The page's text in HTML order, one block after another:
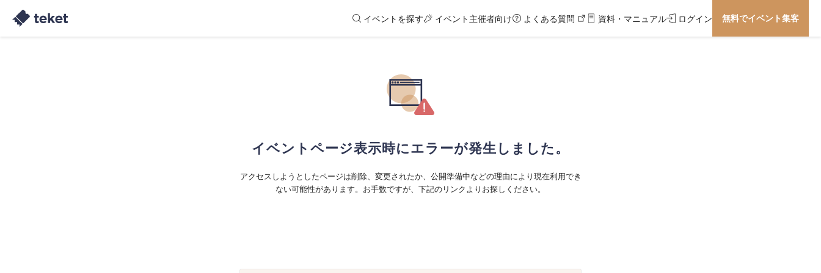
イベントを探す イベント主催者向け よくある質問 資料・マニュアル ログイン 無料でイベント集客
イベントページ表示時にエラーが発生しました。
アクセスしようとしたページは削除、変更されたか、公開準備中などの理由により現在利用でき
ない可能性があります。お手数ですが、下記のリンクよりお探しください。